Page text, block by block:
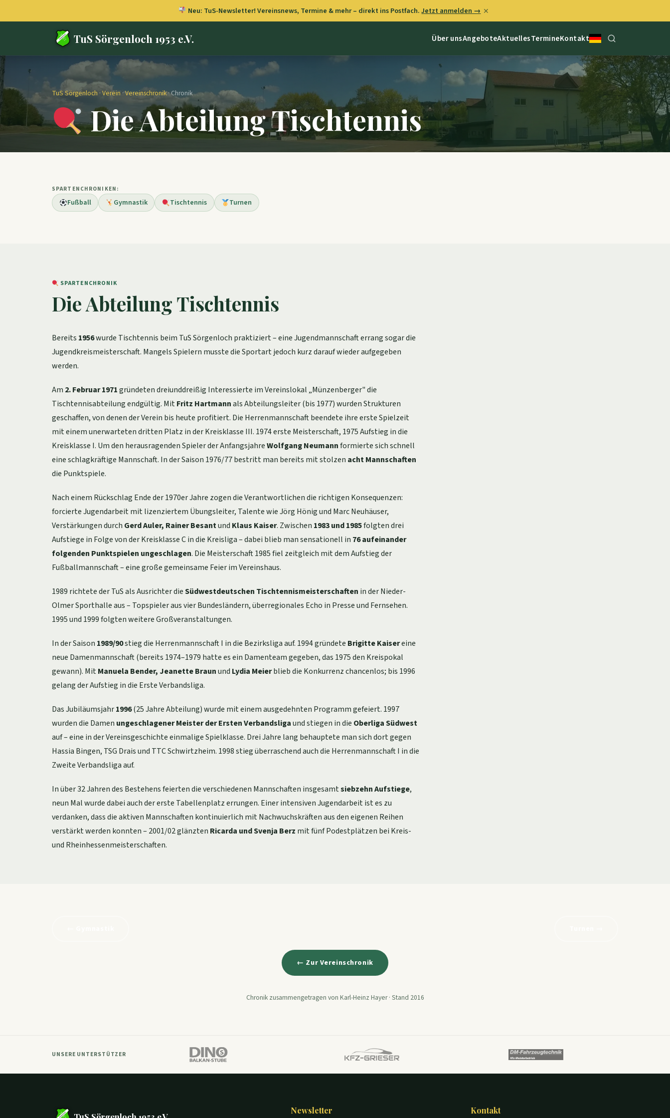
Neu: TuS-Newsletter! Vereinsnews, Termine & mehr – direkt ins Postfach.Jetzt anmelden → ✕
TuS Sörgenloch 1953 e.V. Über unsAngeboteAktuellesTermineKontakt
TuS Sörgenloch · Verein·Vereinschronik· Chronik
Die Abteilung Tischtennis
SPARTENCHRONIKEN:
Fußball Gymnastik Tischtennis Turnen
SPARTENCHRONIK
Die Abteilung Tischtennis
Bereits 1956wurde Tischtennis beim TuS Sörgenloch praktiziert – eine Jugendmannschaft errang sogar die
Jugendkreismeisterschaft. Mangels Spielern musste die Sportart jedoch kurz darauf wieder aufgegeben
werden.
Am 2. Februar 1971gründeten dreiunddreißig Interessierte im Vereinslokal „Münzenberger" die
Tischtennisabteilung endgültig. MitFritz Hartmannals Abteilungsleiter (bis 1977) wurden Strukturen
geschaffen, von denen der Verein bis heute profitiert. Die Herrenmannschaft beendete ihre erste Spielzeit
mit einem unerwarteten dritten Platz in der Kreisklasse III. 1974 erste Meisterschaft, 1975 Aufstieg in die
Kreisklasse I. Um den herausragenden Spieler der AnfangsjahreWolfgang Neumannformierte sich schnell
eine schlagkräftige Mannschaft. In der Saison 1976/77 bestritt man bereits mit stolzen acht Mannschaften
die Punktspiele.
Nach einem Rückschlag Ende der 1970er Jahre zogen die Verantwortlichen die richtigen Konsequenzen:
forcierte Jugendarbeit mit lizenziertem Übungsleiter, Talente wie Jörg Hönig und Marc Neuhäuser,
Verstärkungen durch Gerd Auler, Rainer Besantund Klaus Kaiser. Zwischen 1983 und 1985folgten drei
Aufstiege in Folge von der Kreisklasse C in die Kreisliga – dabei blieb man sensationell in 76 aufeinander
folgenden Punktspielen ungeschlagen. Die Meisterschaft 1985 fiel zeitgleich mit dem Aufstieg der
Fußballmannschaft – eine große gemeinsame Feier im Vereinshaus.
1989 richtete der TuS als Ausrichter dieSüdwestdeutschen Tischtennismeisterschaften in der Nieder-
Olmer Sporthalle aus – Topspieler aus vier Bundesländern, überregionales Echo in Presse und Fernsehen.
1995 und 1999 folgten weitere Großveranstaltungen.
In der Saison 1989/90stieg die Herrenmannschaft I in die Bezirksliga auf. 1994 gründete Brigitte Kaisereine
neue Damenmannschaft (bereits 1974–1979 hatte es ein Damenteam gegeben, das 1975 den Kreispokal
gewann). MitManuela Bender, Jeanette Braunund Lydia Meierblieb die Konkurrenz chancenlos; bis 1996
gelang der Aufstieg in die Erste Verbandsliga.
Das Jubiläumsjahr1996(25 Jahre Abteilung) wurde mit einem ausgedehnten Programm gefeiert. 1997
wurden die Damen ungeschlagener Meister der Ersten Verbandsligaund stiegen in die Oberliga Südwest
auf – eine in der Vereinsgeschichte einmalige Spielklasse. Drei Jahre lang behauptete man sich dort gegen
Hassia Bingen, TSG Drais und TTC Schwirtzheim. 1998 stieg überraschend auch die Herrenmannschaft I in die
Zweite Verbandsliga auf.
In über 32 Jahren des Bestehens feierten die verschiedenen Mannschaften insgesamtsiebzehn Aufstiege,
neun Mal wurde dabei auch der erste Tabellenplatz errungen. Einer intensiven Jugendarbeit ist es zu
verdanken, dass die aktiven Mannschaften kontinuierlich mit Nachwuchskräften aus den eigenen Reihen
verstärkt werden konnten – 2001/02 glänzten Ricarda und Svenja Berz mit fünf Podestplätzen bei Kreis-
und Rheinhessenmeisterschaften.
← Zur Vereinschronik
Chronik zusammengetragen von Karl-Heinz Hayer · Stand 2016
UNSERE UNTERSTÜTZER
Newsletter Kontakt